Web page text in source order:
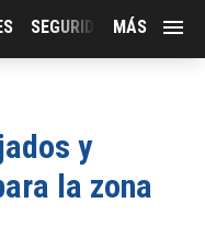
SEGURIDAD JALISCO
MÁS
y
la zona